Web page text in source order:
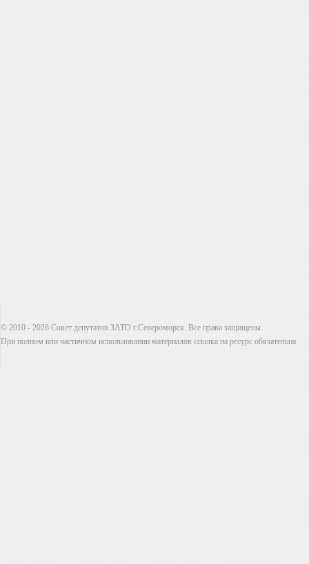
© 2010 - 2026 Совет депутатов ЗАТО г.Североморск. Все права защищены.
При полном или частичном использовании материалов ссылка на ресурс обязательна